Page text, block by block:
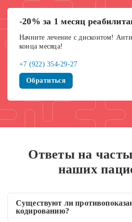
-20% за 1 месяц
Начните лечение с дисконтом!
конца месяца!
+7 (922) 354-29-27
Обратиться
Ответы на
наших
Существуют ли
кодированию?